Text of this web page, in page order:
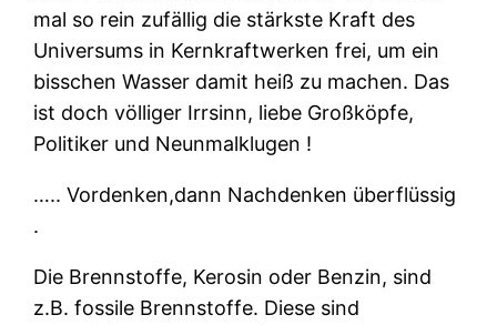
mal so rein zufällig die stärkste Kraft des
Universums in Kernkraftwerken frei, um ein
bisschen Wasser damit heiß zu machen. Das
ist doch völliger Irrsinn, liebe Großköpfe,
Politiker und Neunmalklugen !
….. Vordenken,dann Nachdenken überflüssig
.
Die Brennstoffe, Kerosin oder Benzin, sind
z.B. fossile Brennstoffe. Diese sind